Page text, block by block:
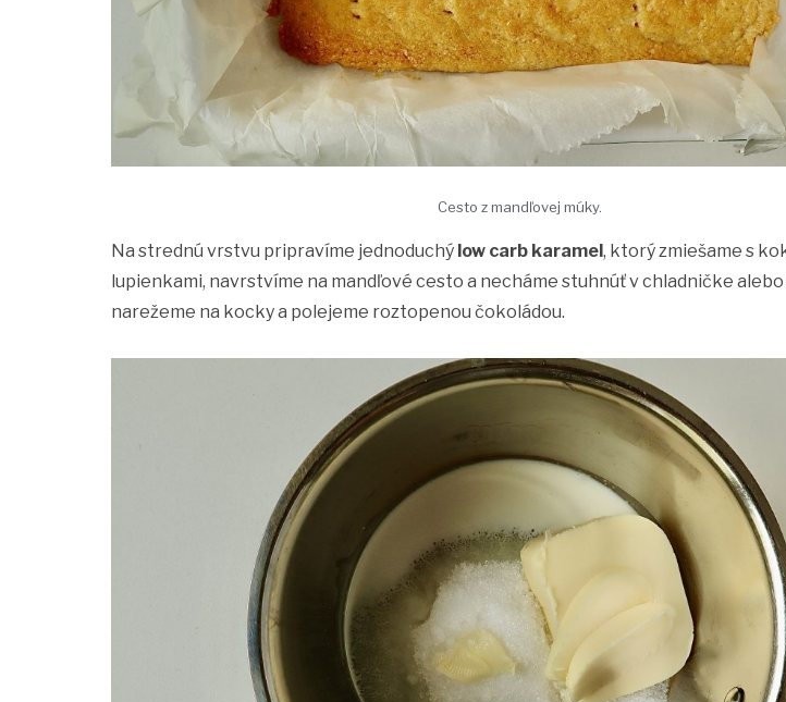
Cesto z mandľovej múky.
Na strednú vrstvu pripravíme jednoduchý low carb karamel , ktorý zmiešame s
lupienkami, navrstvíme na mandľové cesto a necháme stuhnúť v chladničke
narežeme na kocky a polejeme roztopenou čokoládou.